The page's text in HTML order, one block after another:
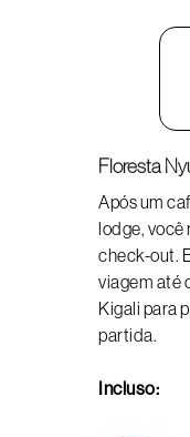
Floresta
Após um
lodge, você
check-out.
viagem até
Kigali para
partida.
Incluso: